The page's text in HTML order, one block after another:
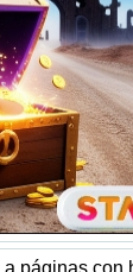
a páginas